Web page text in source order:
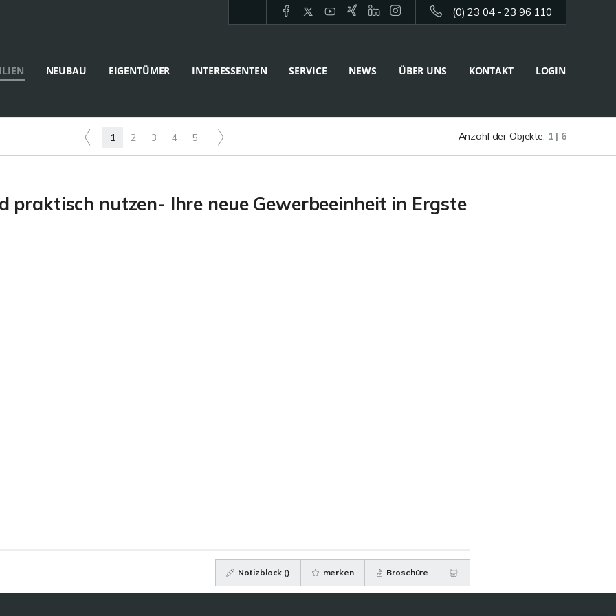
(0) 23 04 - 23 96 110
NEUBAU EIGENTÜMER INTERESSENTEN SERVICE NEWS ÜBER UNS KONTAKT LOGIN
1 2 3 4 5 Anzahl der Objekte: 1 | 6
praktisch nutzen- Ihre neue Gewerbeeinheit in Ergste
Notizblock () merken Broschüre